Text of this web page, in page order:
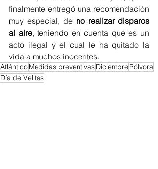
finalmente entregó una recomendación
muy especial, de no realizar disparos
al aire, teniendo en cuenta que es un
acto ilegal y el cual le ha quitado la
vida a muchos inocentes.
AtlánticoMedidas preventivasDiciembre Pólvora
Día de Velitas